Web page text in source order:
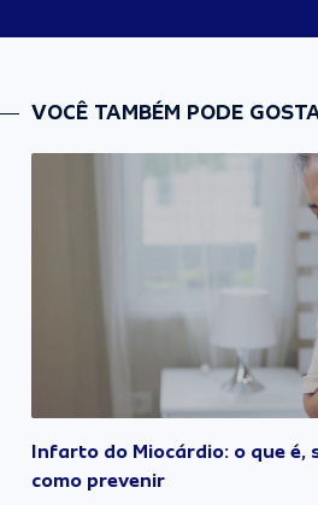
VOCÊ TAMBÉM PODE
Infarto do Miocárdio: o que é,
como prevenir